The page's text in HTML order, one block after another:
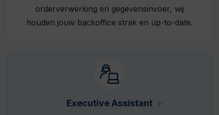
orderverwerking en gegevensinvoer, wij
houden jouw backoffice strak en up-to-date.
Executive Assistant